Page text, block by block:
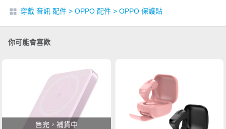
穿戴 音訊 配件 > OPPO 配件 > OPPO 保護貼
你可能會喜歡
售完，補貨中